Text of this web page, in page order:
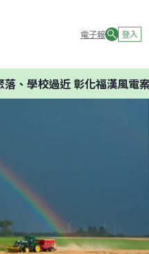
電子報 登入
學校過近 彰化福漢風電案環